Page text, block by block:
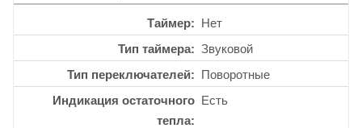
Таймер
Нет
Тип таймера
Звуковой
Тип переключателей
Поворотные
Индикация остаточного
тепла
Есть